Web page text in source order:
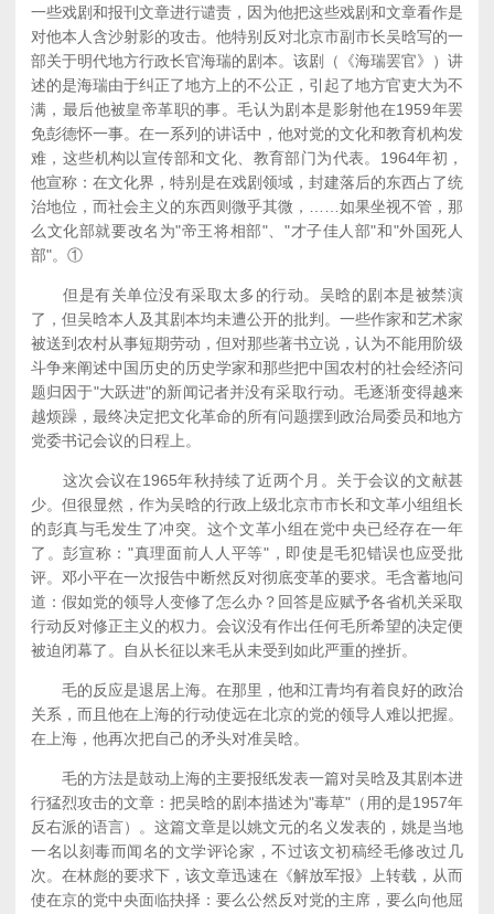
一些戏剧和报刊文章进行谴责，因为他把这些戏剧和文章看作是
对他本人含沙射影的攻击。他特别反对北京市副市长吴晗写的一
部关于明代地方行政长官海瑞的剧本。该剧（《海瑞罢官》）讲
述的是海瑞由于纠正了地方上的不公正，引起了地方官吏大为不
满，最后他被皇帝革职的事。毛认为剧本是影射他在1959年罢
免彭德怀一事。在一系列的讲话中，他对党的文化和教育机构发
难，这些机构以宣传部和文化、教育部门为代表。1964年初，
他宣称：在文化界，特别是在戏剧领域，封建落后的东西占了统
治地位，而社会主义的东西则微乎其微，……如果坐视不管，那
么文化部就要改名为"帝王将相部"、"才子佳人部"和"外国死人
部"。①
但是有关单位没有采取太多的行动。吴晗的剧本是被禁演
了，但吴晗本人及其剧本均未遭公开的批判。一些作家和艺术家
被送到农村从事短期劳动，但对那些著书立说，认为不能用阶级
斗争来阐述中国历史的历史学家和那些把中国农村的社会经济问
题归因于"大跃进"的新闻记者并没有采取行动。毛逐渐变得越来
越烦躁，最终决定把文化革命的所有问题摆到政治局委员和地方
党委书记会议的日程上。
这次会议在1965年秋持续了近两个月。关于会议的文献甚
少。但很显然，作为吴晗的行政上级北京市市长和文革小组组长
的彭真与毛发生了冲突。这个文革小组在党中央已经存在一年
了。彭宣称："真理面前人人平等"，即使是毛犯错误也应受批
评。邓小平在一次报告中断然反对彻底变革的要求。毛含蓄地问
道：假如党的领导人变修了怎么办？回答是应赋予各省机关采取
行动反对修正主义的权力。会议没有作出任何毛所希望的决定便
被迫闭幕了。自从长征以来毛从未受到如此严重的挫折。
毛的反应是退居上海。在那里，他和江青均有着良好的政治
关系，而且他在上海的行动使远在北京的党的领导人难以把握。
在上海，他再次把自己的矛头对准吴晗。
毛的方法是鼓动上海的主要报纸发表一篇对吴晗及其剧本进
行猛烈攻击的文章：把吴晗的剧本描述为"毒草"（用的是1957年
反右派的语言）。这篇文章是以姚文元的名义发表的，姚是当地
一名以刻毒而闻名的文学评论家，不过该文初稿经毛修改过几
次。在林彪的要求下，该文章迅速在《解放军报》上转载，从而
使在京的党中央面临抉择：要么公然反对党的主席，要么向他屈